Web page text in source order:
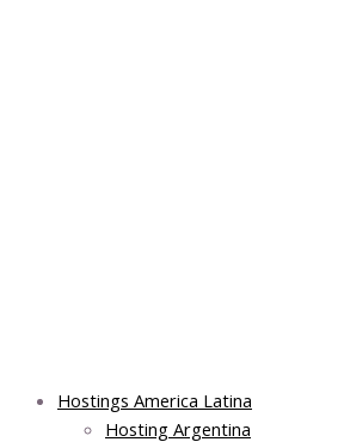
Hostings America Latina
Hosting Argentina